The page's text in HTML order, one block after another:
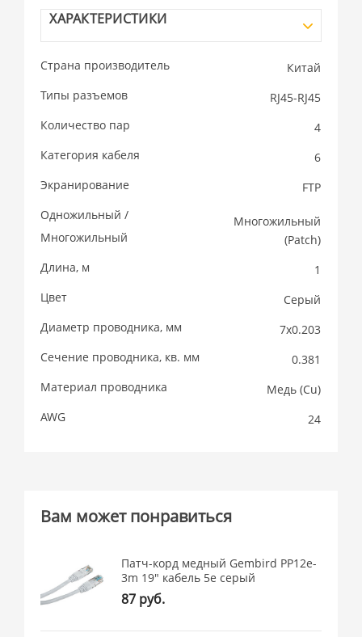
ХАРАКТЕРИСТИКИ
Страна производитель
Китай
Типы разъемов
RJ45-RJ45
Количество пар
4
Категория кабеля
6
Экранирование
FTP
Одножильный /
Многожильный
Многожильный
(Patсh)
Длина, м
1
Цвет
Серый
Диаметр проводника, мм
7х0.203
Сечение проводника, кв. мм
0.381
Материал проводника
Медь (Cu)
AWG
24
Вам может понравиться
Патч-корд медный Gembird PP12e-
3m 19" кабель 5e серый
87 руб.